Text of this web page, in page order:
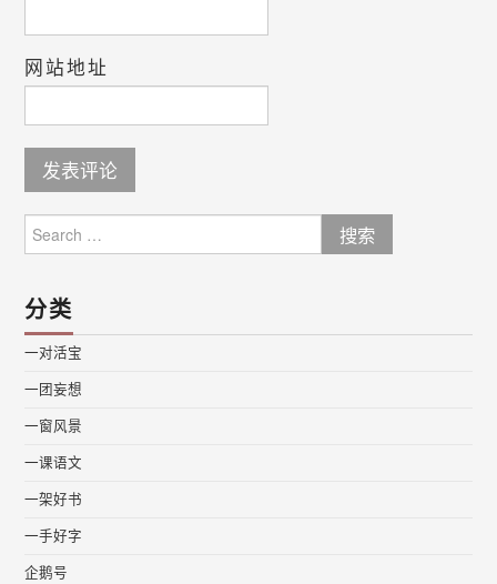
网站地址
for:
分类
一对活宝
一团妄想
一窗风景
一课语文
一架好书
一手好字
企鹅号